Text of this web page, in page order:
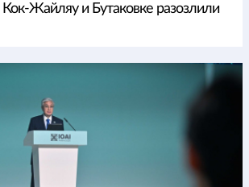
Жайляу и Бутаковке разозлили